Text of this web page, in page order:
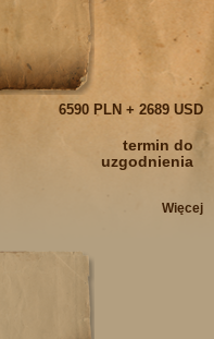
termin do
uzgodnienia
Więcej
6590 PLN + 2689 USD